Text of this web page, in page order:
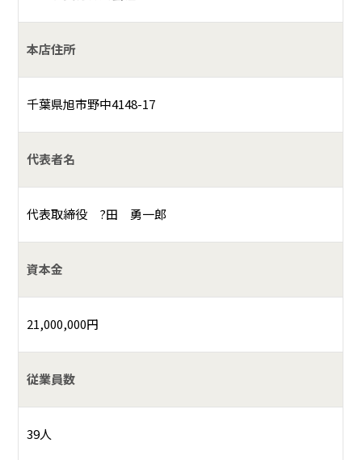
本店住所
千葉県旭市野中4148-17
代表者名
代表取締役 ?田 勇一郎
資本金
21,000,000円
従業員数
39人